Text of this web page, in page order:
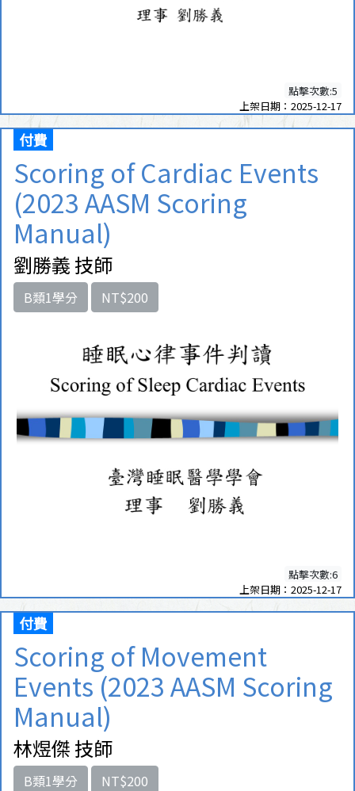
點擊次數:5
上架日期：2025-12-17
付費
Scoring of Cardiac Events
(2023 AASM Scoring
Manual)
劉勝義 技師
B類1學分 NT$200
點擊次數:6
上架日期：2025-12-17
付費
Scoring of Movement
Events (2023 AASM Scoring
Manual)
林煜傑 技師
B類1學分 NT$200